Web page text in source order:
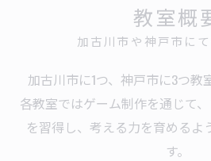
加古川市や神戸市に
教室概
加古川市に1つ、神戸市に3つ教
各教室ではゲーム制作を通じて
を習得し、考える力を育めるよ
す。